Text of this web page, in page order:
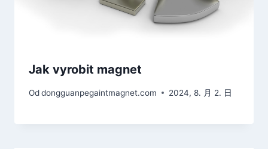
Jak vyrobit magnet
Oddongguanpegaintmagnet.com 2024, 8. 月 2. 日